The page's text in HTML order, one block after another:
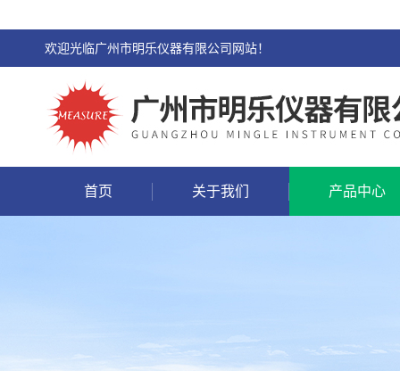
欢迎光临广州市明乐仪器有限公司网站！
首页 关于我们 产品中心